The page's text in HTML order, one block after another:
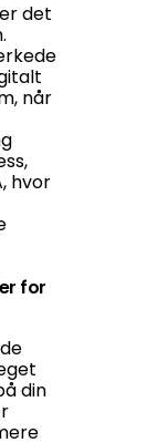
det
når
hvor
for
din